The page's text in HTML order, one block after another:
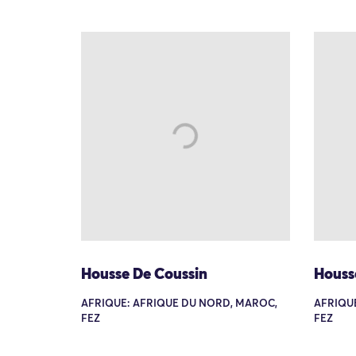
Housse De Coussin
AFRIQUE: AFRIQUE DU NORD, MAROC,
FEZ
FEZ